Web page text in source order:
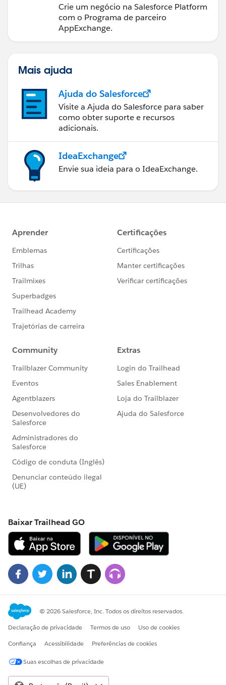
Crie um negócio na Salesforce Platform
com o Programa de parceiro
AppExchange.
Mais ajuda
Ajuda do Salesforce
Visite a Ajuda do Salesforce para saber
como obter suporte e recursos
adicionais.
IdeaExchange
Envie sua ideia para o IdeaExchange.